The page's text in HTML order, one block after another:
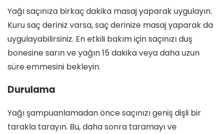
Yağı saçınıza birkaç dakika masaj yaparak uygulayın.
Kuru saç deriniz varsa, saç derinize masaj yaparak da
uygulayabilirsiniz. En etkili bakım için saçınızı duş
bonesine sarın ve yağın 15 dakika veya daha uzun
süre emmesini bekleyin.
Durulama
Yağı şampuanlamadan önce saçınızı geniş dişli bir
tarakla tarayın. Bu, daha sonra taramayı ve